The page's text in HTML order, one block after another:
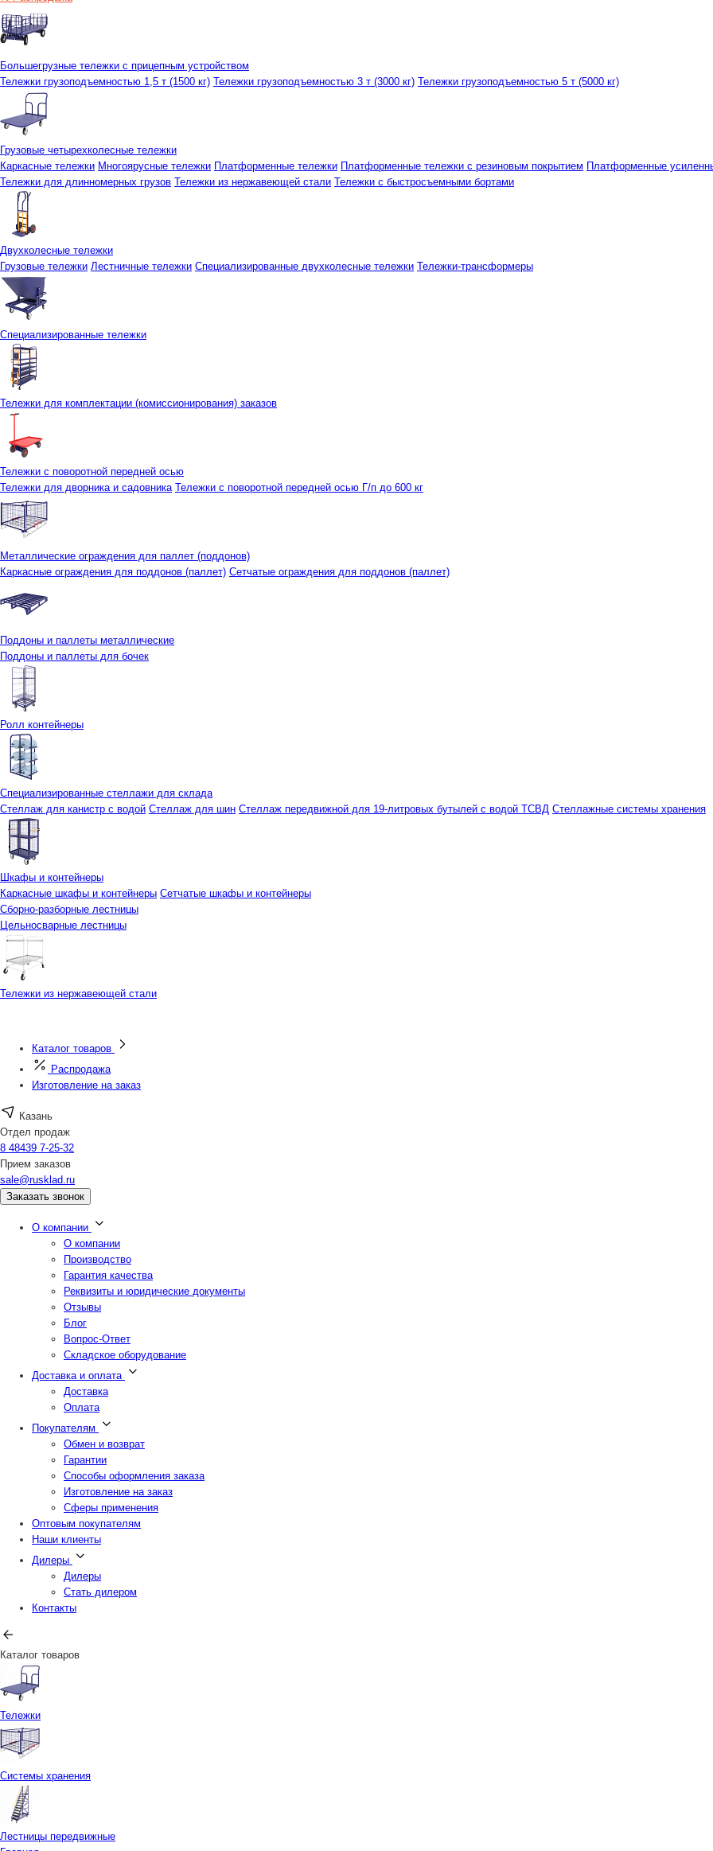
Большегрузные тележки с прицепным устройством
Тележки грузоподъемностью 1,5 т (1500 кг) Тележки грузоподъемностью 3 т (3000 кг) Тележки грузоподъемностью 5 т (5000 кг)
Грузовые четырехколесные тележки
Каркасные тележки Многоярусные тележки Платформенные тележки Платформенные тележки с резиновым покрытием Платформенные
Тележки для длинномерных грузов Тележки из нержавеющей стали Тележки с быстросъемными бортами
Двухколесные тележки
Грузовые тележки Лестничные тележки Специализированные двухколесные тележки Тележки-трансформеры
Специализированные тележки
Тележки для комплектации (комиссионирования) заказов
Тележки с поворотной передней осью
Тележки для дворника и садовника Тележки с поворотной передней осью Г/п до 600 кг
Металлические ограждения для паллет (поддонов)
Каркасные ограждения для поддонов (паллет) Сетчатые ограждения для поддонов (паллет)
Поддоны и паллеты металлические
Поддоны и паллеты для бочек
Ролл контейнеры
Специализированные стеллажи для склада
Стеллаж для канистр с водой Стеллаж для шин Стеллаж передвижной для 19-литровых бутылей с водой ТСВД Стеллажные системы хранения
Шкафы и контейнеры
Каркасные шкафы и контейнеры Сетчатые шкафы и контейнеры
Сборно-разборные лестницы
Цельносварные лестницы
Тележки из нержавеющей стали
Каталог товаров
Распродажа
Изготовление на заказ
Казань
Отдел продаж
8 48439 7-25-32
Прием заказов
sale@rusklad.ru
Заказать звонок
О компании
О компании
Производство
Гарантия качества
Реквизиты и юридические документы
Отзывы
Блог
Вопрос-Ответ
Складское оборудование
Доставка и оплата
Доставка
Оплата
Покупателям
Обмен и возврат
Гарантии
Способы оформления заказа
Изготовление на заказ
Сферы применения
Оптовым покупателям
Наши клиенты
Дилеры
Дилеры
Стать дилером
Контакты
Каталог товаров
Тележки
Системы хранения
Лестницы передвижные